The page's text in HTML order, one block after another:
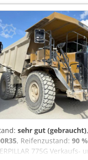
sehr gut (gebraucht)
, Reifenzustand: 90 %
775G